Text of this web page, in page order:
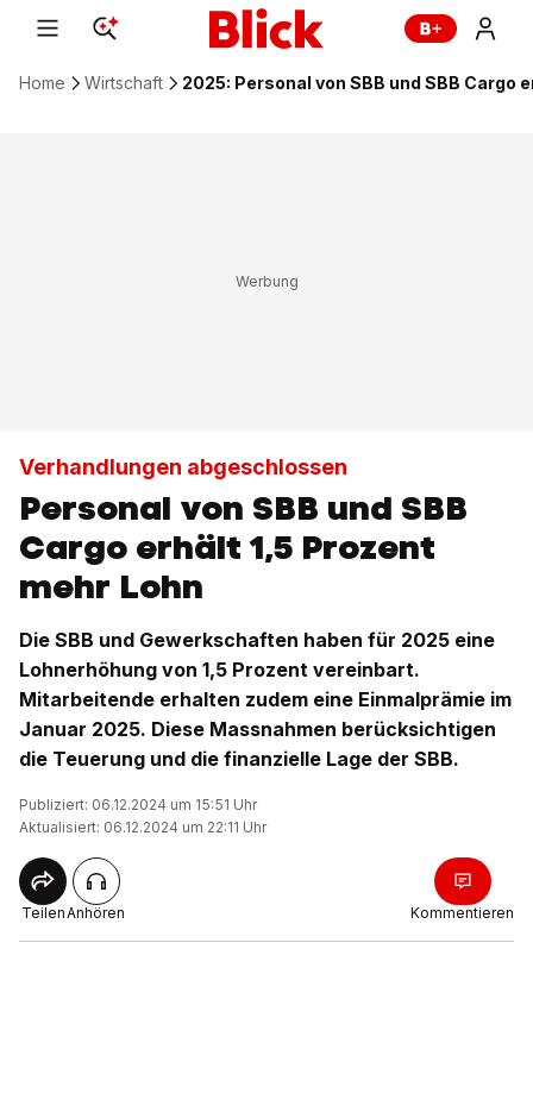
Home Wirtschaft 2025: Personal von SBB und SBB Cargo
Verhandlungen abgeschlossen
Personal von SBB und SBB
Cargo erhält 1,5 Prozent
mehr Lohn
Die SBB und Gewerkschaften haben für 2025 eine
Lohnerhöhung von 1,5 Prozent vereinbart.
Mitarbeitende erhalten zudem eine Einmalprämie im
Januar 2025. Diese Massnahmen berücksichtigen
die Teuerung und die finanzielle Lage der SBB.
Publiziert: 06.12.2024 um 15:51 Uhr
Aktualisiert: 06.12.2024 um 22:11 Uhr
TeilenAnhören Kommentieren